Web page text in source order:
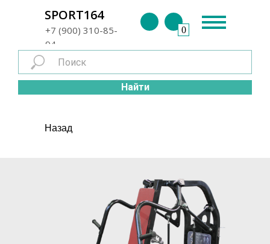
+7 (900) 310-85-
94
SPORT164
0
Найти
Назад